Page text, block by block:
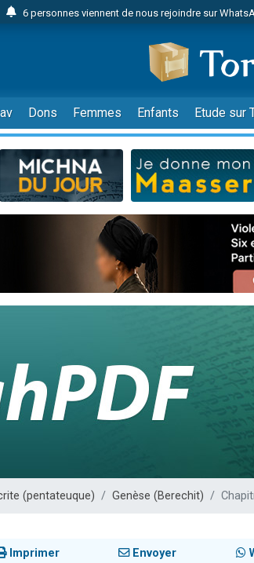
6 personnes viennent de nous rejoindre sur
2 personnes viennent de faire un don pour 1
17 personnes viennent de demander une
4 personnes viennent de nous rejoindre sur
Il reste 49 places pour étudier en groupe sur
23 personnes viennent de faire un don pour
Eva vient de donner son Maasser
4 personnes viennent de nous rejoindre sur
3 personnes viennent de nous rejoindre sur
3 personnes viennent de faire un don pour 5
Odaya vient de donner son Maasser
13 personnes viennent de demander une
30 personnes viennent de faire un don pour
Il reste 49 places pour étudier en groupe sur
12 nouvelles musiques dans Torah-Box Music
3 personnes viennent de nous rejoindre sur
2 personnes viennent de nous rejoindre sur
Dons Femmes Enfants Etude sur
(pentateuque) Genèse (Berechit)
Imprimer Envoyer